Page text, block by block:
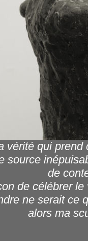
vérité qui prend
source
de
de célébrer
ne serait ce
alors ma